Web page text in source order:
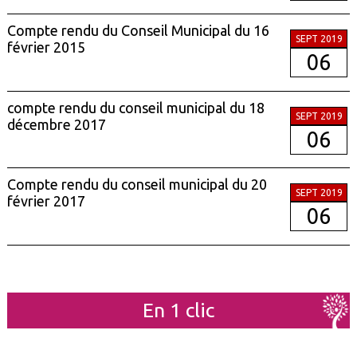
Compte rendu du Conseil Municipal du 16
février 2015
SEPT 2019
06
compte rendu du conseil municipal du 18
décembre 2017
SEPT 2019
06
Compte rendu du conseil municipal du 20
février 2017
SEPT 2019
06
En 1 clic